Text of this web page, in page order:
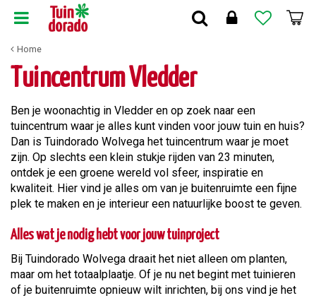
Home
Tuincentrum Vledder
Ben je woonachtig in Vledder en op zoek naar een
tuincentrum waar je alles kunt vinden voor jouw tuin en huis?
Dan is Tuindorado Wolvega het tuincentrum waar je moet
zijn. Op slechts een klein stukje rijden van 23 minuten,
ontdek je een groene wereld vol sfeer, inspiratie en
kwaliteit. Hier vind je alles om van je buitenruimte een fijne
plek te maken en je interieur een natuurlijke boost te geven.
Alles wat je nodig hebt voor jouw tuinproject
Bij Tuindorado Wolvega draait het niet alleen om planten,
maar om het totaalplaatje. Of je nu net begint met tuinieren
of je buitenruimte opnieuw wilt inrichten, bij ons vind je het